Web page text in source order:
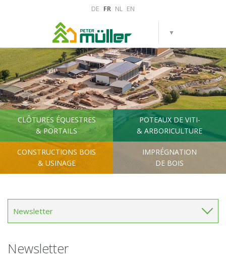
DE FR NL EN
CLÔTURES ÉQUESTRES
& PORTAILS
POTEAUX DE VITI-
& ARBORICULTURE
CONSTRUCTIONS BOIS
& USINAGE
IMPRÉGNATION
DE BOIS
Newsletter
Newsletter